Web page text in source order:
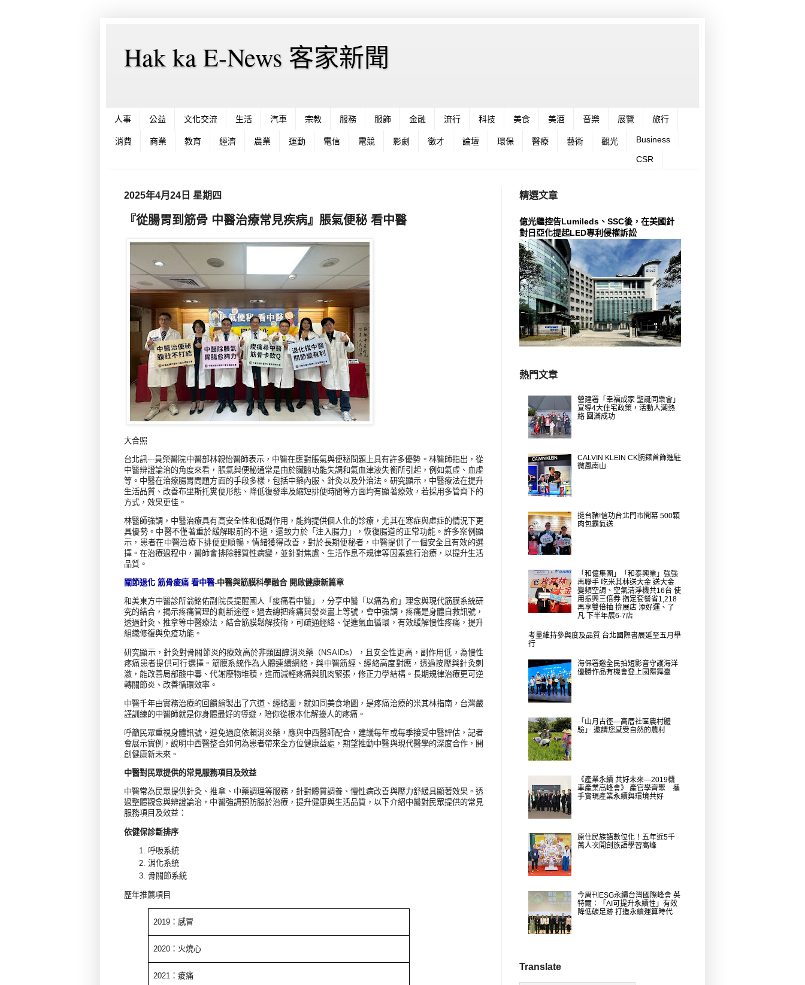
Hak ka E-News 客家新聞
人事 公益 文化交流 生活 汽車 宗教 服務 服飾 金融 流行 科技 美食 美酒 音樂 展覽 旅行
消費 商業 教育 經濟 農業 運動 電信 電競 影劇 徵才 論壇 環保 醫療 藝術 觀光 Business
CSR
2025年4月24日 星期四
『從腸胃到筋骨 中醫治療常見疾病』脹氣便秘 看中醫
大合照
台北訊---員榮醫院中醫部林親怡醫師表示，中醫在應對脹氣與便秘問題上具有許多優勢。林醫師指出，從
中醫辨證論治的角度來看，脹氣與便秘通常是由於臟腑功能失調和氣血津液失衡所引起，例如氣虛、血虛
等。中醫在治療腸胃問題方面的手段多樣，包括中藥內服、針灸以及外治法。研究顯示，中醫療法在提升
生活品質、改善布里斯托糞便形態、降低復發率及縮短排便時間等方面均有顯著療效，若採用多管齊下的
方式，效果更佳。
林醫師強調，中醫治療具有高安全性和低副作用，能夠提供個人化的診療，尤其在寒症與虛症的情況下更
具優勢。中醫不僅著重於緩解眼前的不適，還致力於「注入腸力」，恢復腸道的正常功能。許多案例顯
示，患者在中醫治療下排便更順暢，情緒獲得改善，對於長期便秘者，中醫提供了一個安全且有效的選
擇。在治療過程中，醫師會排除器質性病變，並針對焦慮、生活作息不規律等因素進行治療，以提升生活
品質。
關節退化 筋骨痠痛 看中醫-中醫與筋膜科學融合 開啟健康新篇章
和美東方中醫診所翁銘佑副院長提醒國人「痠痛看中醫」，分享中醫「以痛為俞」理念與現代筋膜系統研
究的結合，揭示疼痛管理的創新途徑。過去總把疼痛與發炎畫上等號，會中強調，疼痛是身體自救訊號，
透過針灸、推拿等中醫療法，結合筋膜鬆解技術，可疏通經絡、促進氣血循環，有效緩解慢性疼痛，提升
組織修復與免疫功能。
研究顯示，針灸對骨關節炎的療效高於非類固醇消炎藥（NSAIDs），且安全性更高，副作用低，為慢性
疼痛患者提供可行選擇。筋膜系統作為人體連續網絡，與中醫筋經、經絡高度對應，透過按壓與針灸刺
激，能改善局部酸中毒、代謝廢物堆積，進而減輕疼痛與肌肉緊張，修正力學結構。長期規律治療更可逆
轉關節炎、改善循環效率。
中醫千年由實務治療的回饋繪製出了穴道、經絡圖，就如同美食地圖，是疼痛治療的米其林指南，台灣嚴
謹訓練的中醫師就是你身體最好的導遊，陪你從根本化解擾人的疼痛。
呼籲民眾重視身體訊號，避免過度依賴消炎藥，應與中西醫師配合，建議每年或每季接受中醫評估，記者
會展示實例，說明中西醫整合如何為患者帶來全方位健康益處，期望推動中醫與現代醫學的深度合作，開
創健康新未來。
中醫對民眾提供的常見服務項目及效益
中醫常為民眾提供針灸、推拿、中藥調理等服務，針對體質調養、慢性病改善與壓力舒緩具顯著效果。透
過整體觀念與辨證論治，中醫強調預防勝於治療，提升健康與生活品質，以下介紹中醫對民眾提供的常見
服務項目及效益：
依健保診斷排序
呼吸系統
消化系統
骨關節系統
歷年推薦項目
2019：感冒
2020：火燒心
2021 ：痠痛
精選文章
億光繼控告Lumileds、SSC後，在美國針
對日亞化提起LED專利侵權訴訟
熱門文章
營建署「幸福成家 聖誕同樂會」
宣導4大住宅政策，活動人潮熱
絡 圓滿成功
CALVIN KLEIN CK腕錶首飾進駐
微風南山
挺台豬!信功台北門市開幕 500顆
肉包霸氣送
「和億集團」「和泰興業」強強
再聯手 吃米其林送大金 送大金
變頻空調、空氣清淨機共16台 使
用振興三倍券 指定套餐省1,218
再享雙倍抽 拚展店 添好運、了
凡 下半年展6-7店
考量維持參與度及品質 台北國際書展延至五月舉
行
海保署邀全民拍短影音守護海洋
優勝作品有機會登上國際舞臺
「山月古徑—高厝社區農村體
驗」 邀請您感受自然的農村
《產業永續 共好未來—2019機
車產業高峰會》 產官學齊聚 攜
手實現產業永續與環境共好
原住民族語數位化！五年近5千
萬人次開創族語學習高峰
今周刊ESG永續台灣國際峰會 英
特爾：「AI可提升永續性」有效
降低碳足跡 打造永續運算時代
Translate